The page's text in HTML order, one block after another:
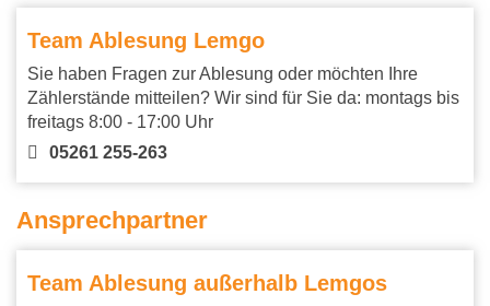
Team Ablesung Lemgo
Sie haben Fragen zur Ablesung oder möchten Ihre
Zählerstände mitteilen? Wir sind für Sie da: montags bis
freitags 8:00 - 17:00 Uhr
05261 255-263
Ansprechpartner
Team Ablesung außerhalb Lemgos